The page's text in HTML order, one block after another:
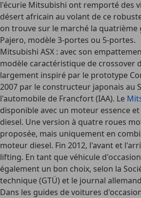
l'écurie Mitsubishi ont remporté des
désert africain au volant de ce
on trouve sur le marché la quatrième
Pajero, modèle 3-portes ou 5-portes.
Mitsubishi ASX : avec son
modèle caractéristique de crossover
largement inspiré par le prototype
2007 par le constructeur japonais au
l'automobile de Francfort (IAA). Le
disponible avec un moteur essence
diesel. Une version à quatre roues
proposée, mais uniquement en
moteur diesel. Fin 2012, l'avant et
lifting. En tant que véhicule
également un bon choix, selon la
technique (GTÜ) et le journal
Dans les guides de voitures